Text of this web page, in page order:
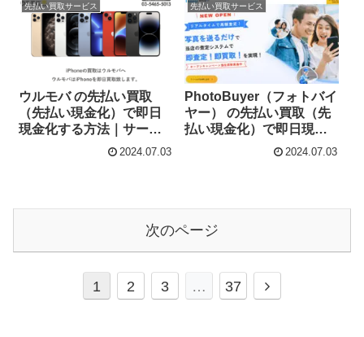
先払い買取サービス
ウルモバ の先払い買取
（先払い現金化）で即日
現金化する方法｜サービ
ス内容・詳細情報2024.07.03
先払い買取サービス
PhotoBuyer（フォトバイ
ヤー） の先払い買取（先
払い現金化）で即日現金
化する方法｜サービス内
2024.07.03
次のページ
1 2 3 … 37
次